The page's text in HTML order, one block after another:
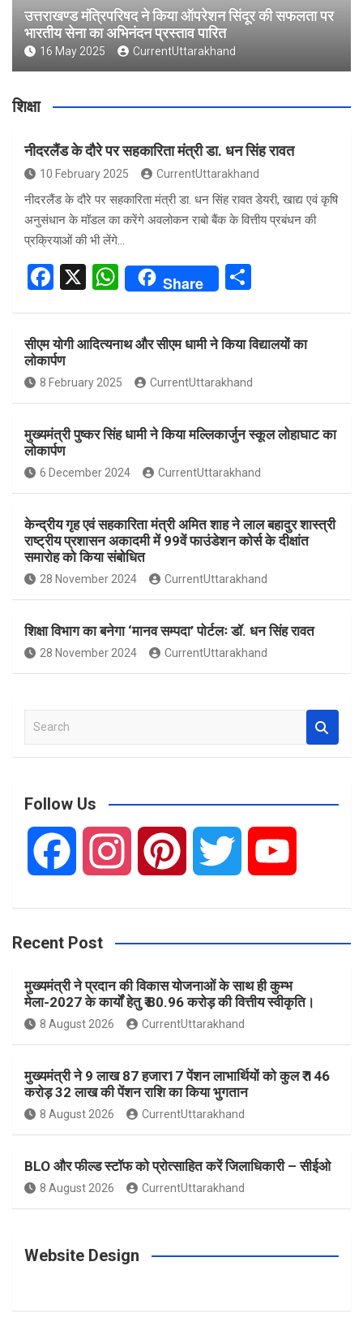
उत्तराखण्ड मंत्रिपरिषद ने किया ऑपरेशन सिंदूर की सफलता पर
भारतीय सेना का अभिनंदन प्रस्ताव पारित
16 May 2025 CurrentUttarakhand
शिक्षा
नीदरलैंड के दौरे पर सहकारिता मंत्री डा. धन सिंह रावत
10 February 2025 CurrentUttarakhand
नीदरलैंड के दौरे पर सहकारिता मंत्री डा. धन सिंह रावत डेयरी, खाद्य एवं कृषि
अनुसंधान के मॉडल का करेंगे अवलोकन राबो बैंक के वित्तीय प्रबंधन की
प्रक्रियाओं की भी लेंगे…
F
ce
b
o
o
k
X
W
s
A
p
p
Share
ar
e
सीएम योगी आदित्यनाथ और सीएम धामी ने किया विद्यालयों का
लोकार्पण
8 February 2025 CurrentUttarakhand
मुख्यमंत्री पुष्कर सिंह धामी ने किया मल्लिकार्जुन स्कूल लोहाघाट का
लोकार्पण
6 December 2024 CurrentUttarakhand
केन्द्रीय गृह एवं सहकारिता मंत्री अमित शाह ने लाल बहादुर शास्त्री
राष्ट्रीय प्रशासन अकादमी में 99वें फाउंडेशन कोर्स के दीक्षांत
समारोह को किया संबोधित
28 November 2024 CurrentUttarakhand
शिक्षा विभाग का बनेगा ‘मानव सम्पदा’ पोर्टलः डॉ. धन सिंह रावत
28 November 2024 CurrentUttarakhand
a
c
Follow Us
c
e
b
o
k
s
t
a
g
a
n
t
e
r
s
i
t
t
e
u
T
u
Recent Post
मुख्यमंत्री ने प्रदान की विकास योजनाओं के साथ ही कुम्भ
मेला-2027 के कार्यों हेतु ₹ 80.96 करोड़ की वित्तीय स्वीकृति।
8 August 2026 CurrentUttarakhand
मुख्यमंत्री ने 9 लाख 87 हजार17 पेंशन लाभार्थियों को कुल ₹ 146
करोड़ 32 लाख की पेंशन राशि का किया भुगतान
8 August 2026 CurrentUttarakhand
BLO और फील्ड स्टॉफ को प्रोत्साहित करें जिलाधिकारी – सीईओ
8 August 2026 CurrentUttarakhand
Website Design